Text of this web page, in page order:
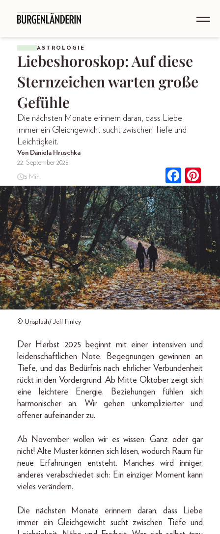
ASTROLOGIE
Liebeshoroskop: Auf diese
Sternzeichen warten große
Gefühle
Die nächsten Monate erinnern daran, dass Liebe
immer ein Gleichgewicht sucht zwischen Tiefe und
Leichtigkeit.
Von Daniela Hruschka
22. September 2025
5 Min.
© Unsplash/ Jeff Finley
Der Herbst 2025 beginnt mit einer intensiven und
leidenschaftlichen Note. Begegnungen gewinnen an
Tiefe, und das Bedürfnis nach ehrlicher Verbundenheit
rückt in den Vordergrund. Ab Mitte Oktober zeigt sich
eine leichtere Energie. Beziehungen fühlen sich
harmonischer an. Wir gehen unkomplizierter und
offener aufeinander zu.
Ab November wollen wir es wissen: Ganz oder gar
nicht! Alte Muster können sich lösen, wodurch Raum für
neue Erfahrungen entsteht. Manches wird inniger,
anderes verabschiedet sich: Ein einziger Moment kann
vieles verändern.
Die nächsten Monate erinnern daran, dass Liebe
immer ein Gleichgewicht sucht zwischen Tiefe und